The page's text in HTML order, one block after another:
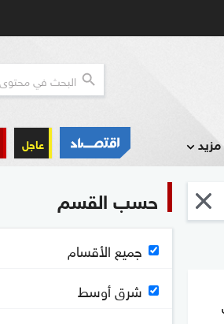
مزيد عاجل
حسب القسم
جميع الأقسام
شرق أوسط